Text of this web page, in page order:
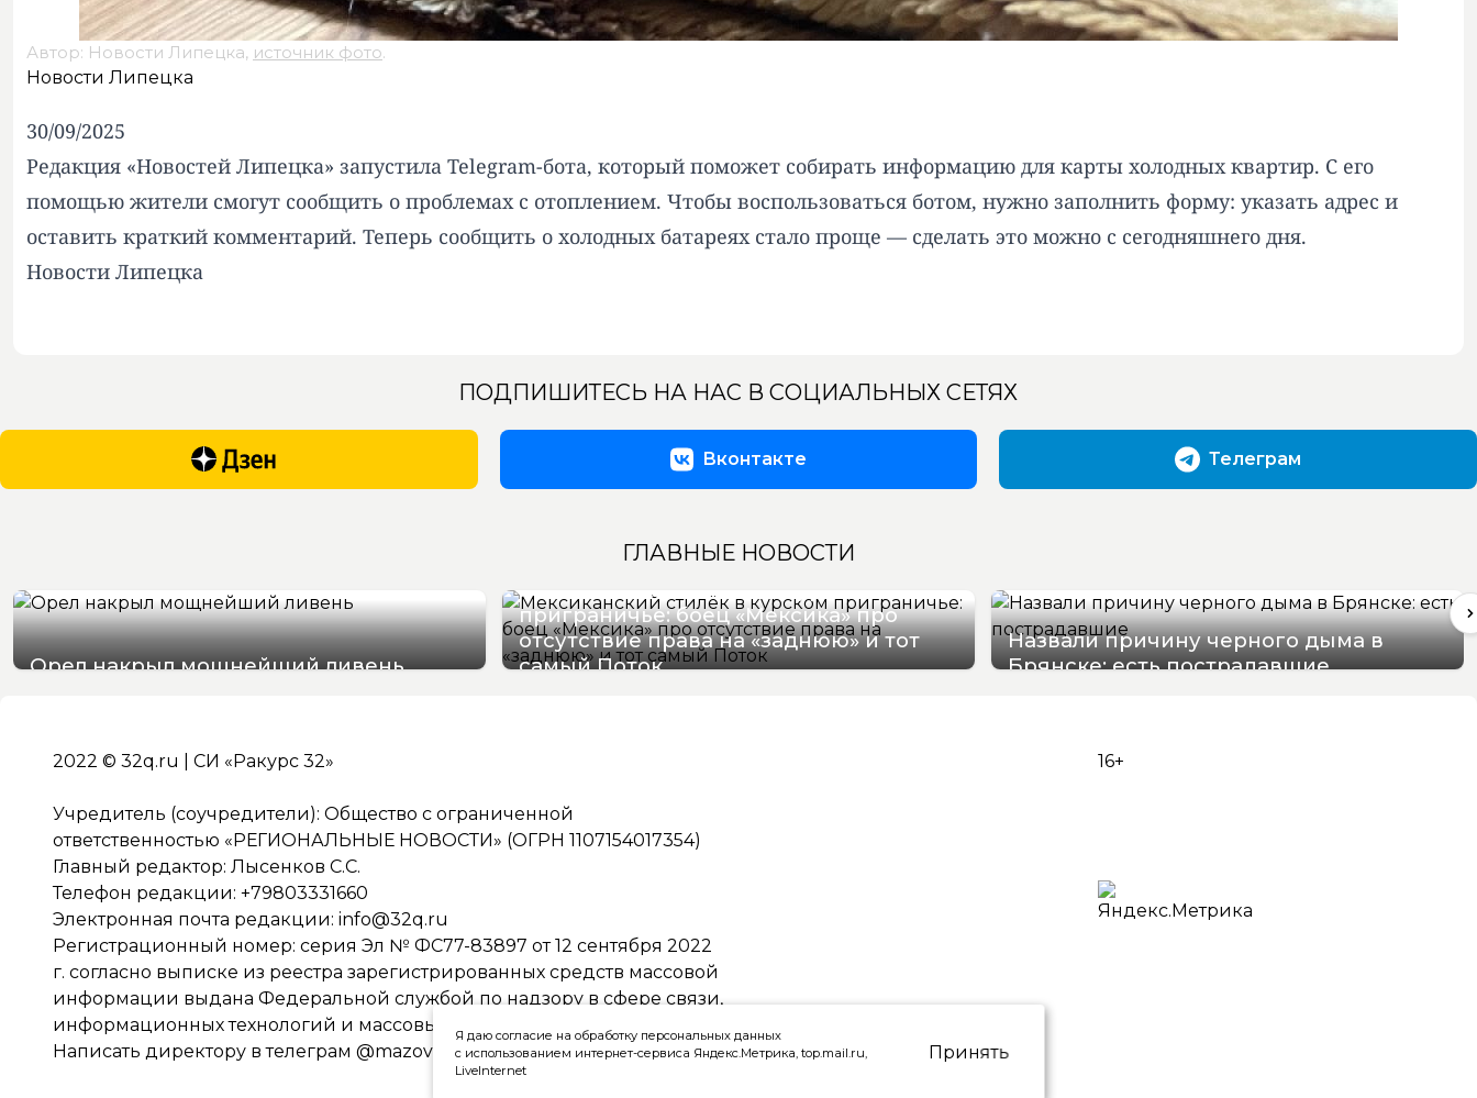
Автор: Новости Липецка, источник фото.
Новости Липецка
30/09/2025
Редакция «Новостей Липецка» запустила Telegram-бота, который поможет собирать информацию для карты холодных квартир. С его
помощью жители смогут сообщить о проблемах с отоплением. Чтобы воспользоваться ботом, нужно заполнить форму: указать адрес и
оставить краткий комментарий. Теперь сообщить о холодных батареях стало проще — сделать это можно с сегодняшнего дня.
Новости Липецка
ПОДПИШИТЕСЬ НА НАС В СОЦИАЛЬНЫХ СЕТЯХ
Вконтакте Телеграм
ГЛАВНЫЕ НОВОСТИ
Орел накрыл мощнейший ливень
Мексиканский стилёк в курском
приграничье: боец «Мексика» про
отсутствие права на «заднюю» и тот
самый Поток
Назвали причину черного дыма в
Брянске: есть пострадавшие
2022 © 32q.ru | СИ «Ракурс 32»
Учредитель (соучредители): Общество с ограниченной
ответственностью «РЕГИОНАЛЬНЫЕ НОВОСТИ» (ОГРН 1107154017354)
Главный редактор: Лысенков С.С.
Телефон редакции: +79803331660
Электронная почта редакции: info@32q.ru
Регистрационный номер: серия Эл № ФС77-83897 от 12 сентября 2022
г. согласно выписке из реестра зарегистрированных средств массовой
информации выдана Федеральной службой по надзору в сфере связи,
информационных технологий и массовых коммуникаций
Написать директору в телеграм @mazov
16+
Я даю согласие на обработку персональных данных
с использованием интернет-сервиса Яндекс.Метрика, top.mail.ru,
LiveInternet
Принять